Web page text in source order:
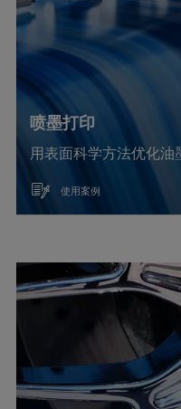
喷墨打印
用表面科学方法优化
使用案例